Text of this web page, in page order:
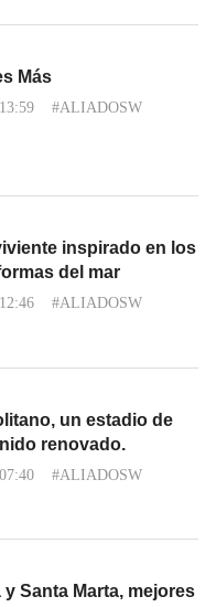
Más
#ALIADOSW
inspirado en los
del mar
#ALIADOSW
un estadio de
renovado.
#ALIADOSW
y Santa Marta, mejores